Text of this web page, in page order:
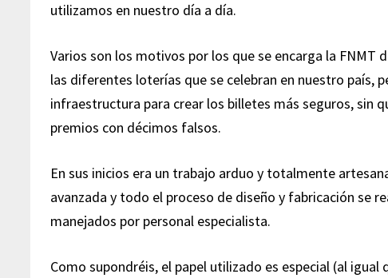
utilizamos en nuestro día a día.
Varios son los motivos por los que se encarga la
las diferentes loterías que se celebran en nuestro país,
infraestructura para crear los billetes más seguros, sin
premios con décimos falsos.
En sus inicios era un trabajo arduo y totalmente
avanzada y todo el proceso de diseño y fabricación se
manejados por personal especialista.
Como supondréis, el papel utilizado es especial (al